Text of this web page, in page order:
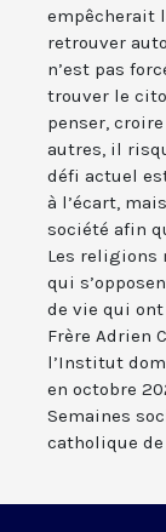
empêcherait
retrouver
n’est pas
trouver le
penser,
autres, il
défi actuel
à l’écart,
société afin
Les religions
qui
de vie qui ont
Frère Adrien
l’Institut
en octobre
Semaines
catholique